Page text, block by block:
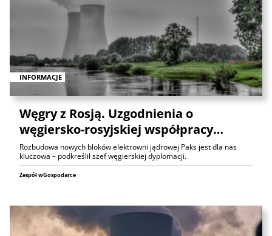
INFORMACJE
Węgry z Rosją. Uzgodnienia o
węgiersko-rosyjskiej współpracy…
Rozbudowa nowych bloków elektrowni jądrowej Paks jest dla nas
kluczowa – podkreślił szef węgierskiej dyplomacji.
Zespół wGospodarce